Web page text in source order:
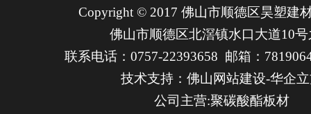
Copyright © 2017 佛山市顺德区昊塑建
佛山市顺德区北滘镇水口大道10
联系电话：0757-22393658 邮箱：
技术支持：佛山网站建设-华企
公司主营:聚碳酸酯板材